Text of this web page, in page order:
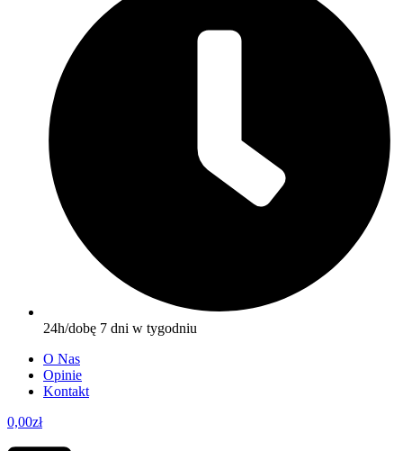
24h/dobę 7 dni w tygodniu
O Nas
Opinie
Kontakt
0,00zł